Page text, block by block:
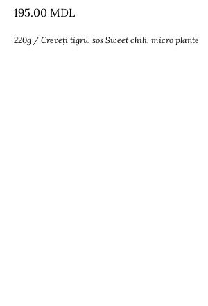
195.00 MDL
220g / Creveți tigru, sos Sweet chili, micro plante